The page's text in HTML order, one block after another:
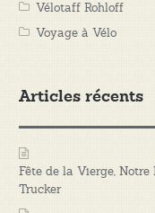
Vélotaff Rohloff
Voyage à Vélo
Articles récents
Fête de la Vierge,
Trucker